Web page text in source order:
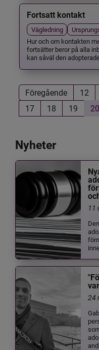
Fortsatt kontakt
Vägledning
Hur och om kontakten
fortsätter beror på alla
kan såväl den
Föregående 12
17
18 19 20
Nyheter
11
24